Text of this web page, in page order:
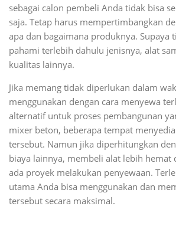
sebagai calon pembeli Anda tidak bisa
saja. Tetap harus mempertimbangkan
apa dan bagaimana produknya. Supaya
pahami terlebih dahulu jenisnya, alat
kualitas lainnya.
Jika memang tidak diperlukan dalam
menggunakan dengan cara menyewa
alternatif untuk proses pembangunan
mixer beton, beberapa tempat
tersebut. Namun jika diperhitungkan
biaya lainnya, membeli alat lebih hemat
ada proyek melakukan penyewaan.
utama Anda bisa menggunakan dan
tersebut secara maksimal.